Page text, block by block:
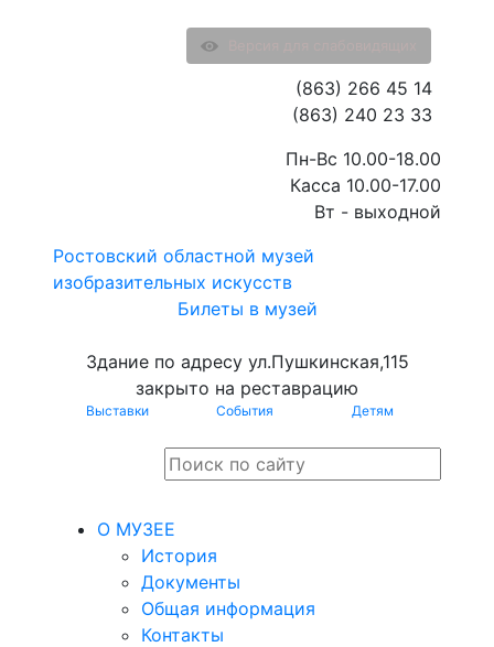
Ростовский областной музей
изобразительных искусств
Билеты в музей
Здание по адресу ул.Пушкинская,115
закрыто на реставрацию
Выставки События Детям
(863) 266 45 14
(863) 240 23 33
Пн-Вс 10.00-18.00
Касса 10.00-17.00
Вт - выходной
О МУЗЕЕ
История
Документы
Общая информация
Контакты